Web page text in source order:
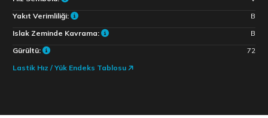
Yakıt Verimliliği:
B
Islak Zeminde Kavrama:
B
Gürültü:
72
Lastik Hız / Yük Endeks Tablosu